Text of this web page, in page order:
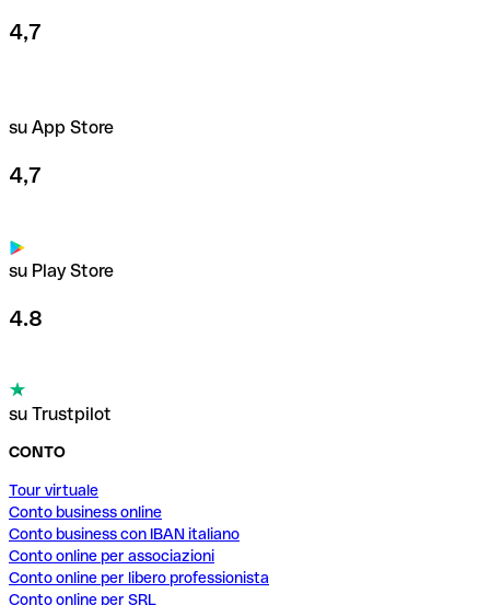
4,7
su App Store
4,7
su Play Store
4.8
su Trustpilot
CONTO
Tour virtuale
Conto business online
Conto business con IBAN italiano
Conto online per associazioni
Conto online per libero professionista
Conto online per SRL